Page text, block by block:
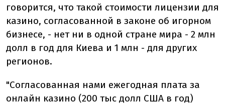
говорится, что такой стоимости лицензии для
казино, согласованной в законе об игорном
бизнесе, - нет ни в одной стране мира - 2 млн
долл в год для Киева и 1 млн - для других
регионов.
"Согласованная нами ежегодная плата за
онлайн казино (200 тыс долл США в год)